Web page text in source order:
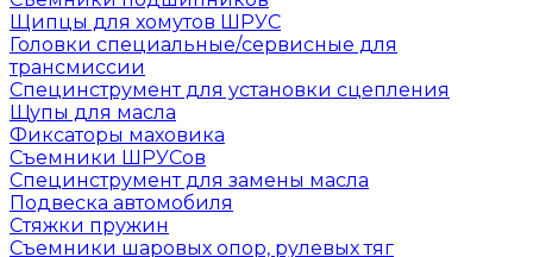
Щипцы для хомутов ШРУС
Головки специальные/сервисные для
трансмиссии
Специнструмент для установки сцепления
Щупы для масла
Фиксаторы маховика
Съемники ШРУСов
Специнструмент для замены масла
Подвеска автомобиля
Стяжки пружин
Съемники шаровых опор, рулевых тяг